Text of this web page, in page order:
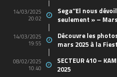
14/03/2025
20:02
Sega’’El nous
seulement » –
14/03/2025
19:55
Découvre les
mars 2025 à la
08/02/2025
10:40
SECTEUR 410 –
2025